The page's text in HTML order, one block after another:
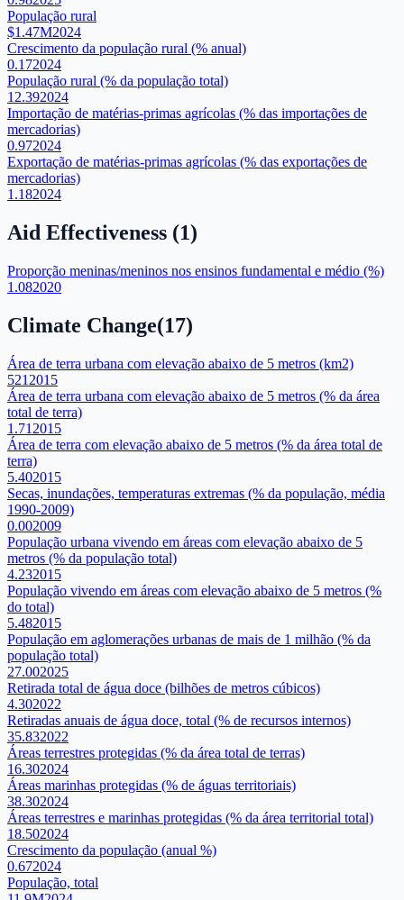
População rural
$1.47M2024
Crescimento da população rural (% anual)
0.172024
População rural (% da população total)
12.392024
Importação de matérias-primas agrícolas (% das importações de
mercadorias)
0.972024
Exportação de matérias-primas agrícolas (% das exportações de
mercadorias)
1.182024
Aid Effectiveness (1)
Proporção meninas/meninos nos ensinos fundamental e médio (%)
1.082020
Climate Change(17)
Área de terra urbana com elevação abaixo de 5 metros (km2)
521 2015
Área de terra urbana com elevação abaixo de 5 metros (% da área
total de terra)
1.71 2015
Área de terra com elevação abaixo de 5 metros (% da área total de
terra)
5.402015
Secas, inundações, temperaturas extremas (% da população, média
1990-2009)
0.002009
População urbana vivendo em áreas com elevação abaixo de 5
metros (% da população total)
4.232015
População vivendo em áreas com elevação abaixo de 5 metros (%
do total)
5.482015
População em aglomerações urbanas de mais de 1 milhão (% da
população total)
27.002025
Retirada total de água doce (bilhões de metros cúbicos)
4.302022
Retiradas anuais de água doce, total (% de recursos internos)
35.832022
Áreas terrestres protegidas (% da área total de terras)
16.302024
Áreas marinhas protegidas (% de águas territoriais)
38.302024
Áreas terrestres e marinhas protegidas (% da área territorial total)
18.502024
Crescimento da população (anual %)
0.672024
População, total